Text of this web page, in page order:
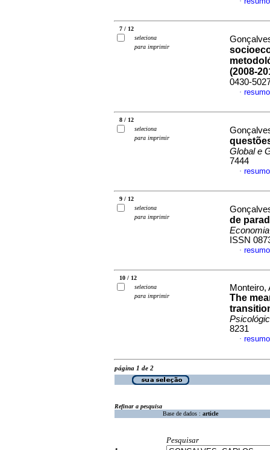
7 / 12
seleciona
para imprimir
(2008-
0430-
·
8 / 12
seleciona
para imprimir
Global e
7444
·
9 / 12
seleciona
para imprimir
de
ISSN
·
10 / 12
seleciona
para imprimir
Monteiro,
The
8231
·
página 1 de 2
Refinar a pesquisa
Base de dados : article
Pesquisar